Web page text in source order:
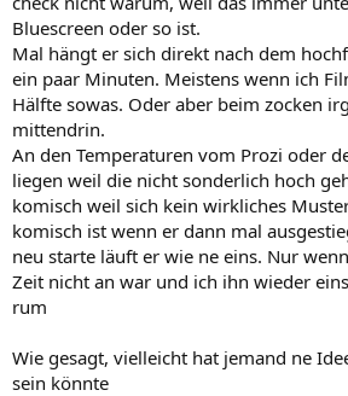
Bluescreen oder so ist.
Mal hängt er sich direkt nach dem
ein paar Minuten. Meistens wenn ich
Hälfte sowas. Oder aber beim zocken
mittendrin.
An den Temperaturen vom Prozi oder
liegen weil die nicht sonderlich hoch
komisch weil sich kein wirkliches
komisch ist wenn er dann mal
neu starte läuft er wie ne eins. Nur
Zeit nicht an war und ich ihn wieder
rum
Wie gesagt, vielleicht hat jemand ne
sein könnte